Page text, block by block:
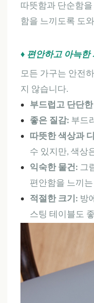
따뜻함과 단순함
함을 느끼도록 도
♦ 편안하고 아늑한
모든 가구는 안전
지 않습니다.
부드럽고 단단
좋은 질감: 부드
따뜻한 색상과
수 있지만, 색상
익숙한 물건: 그
편안함을 느끼
적절한 크기: 방
스팅 테이블도